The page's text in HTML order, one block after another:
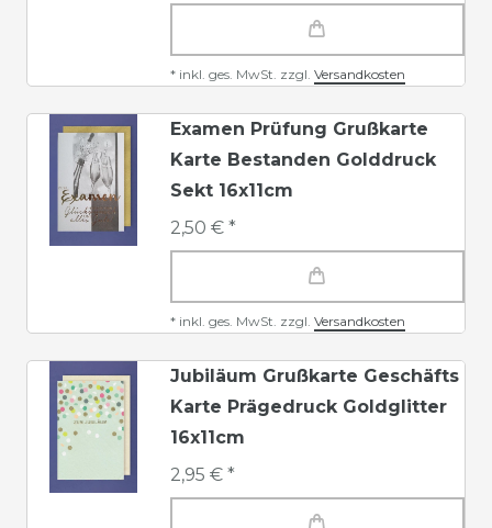
* inkl. ges. MwSt. zzgl. Versandkosten
Examen Prüfung Grußkarte
Karte Bestanden Golddruck
Sekt 16x11cm
2,50 € *
* inkl. ges. MwSt. zzgl. Versandkosten
Jubiläum Grußkarte Geschäfts
Karte Prägedruck Goldglitter
16x11cm
2,95 € *